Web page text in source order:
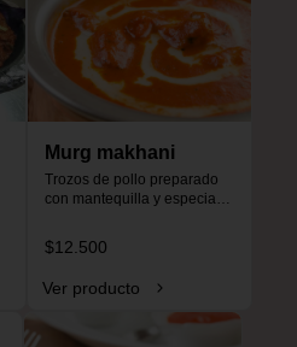
Murg makhani
Trozos de pollo preparado
con mantequilla y especias,
picante.
$12.500
Ver producto